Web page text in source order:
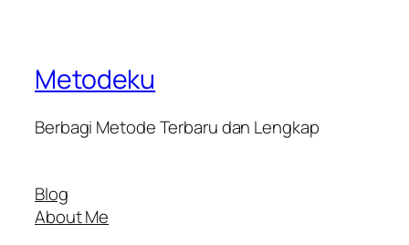
Metodeku
Berbagi Metode Terbaru dan Lengkap
Blog
About Me